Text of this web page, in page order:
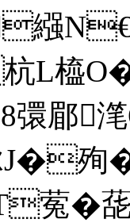
N€
L橀
郿
殉
蒬�